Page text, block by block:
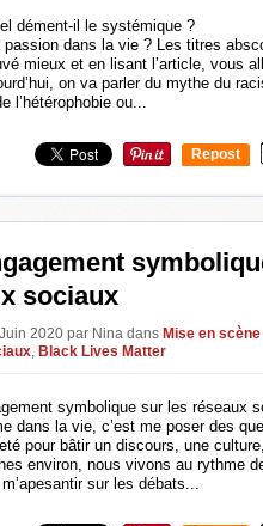
passion dans la vie ? Les titres
mieux et en lisant l’article, vous
on va parler du mythe du
l’hétérophobie ou...
Repost
sociaux
2020 par Nina dans Mise en
, Black Lives Matter
dans la vie, c’est me poser des
pour bâtir un discours, une
environ, nous vivons au rythme
sur les débats...